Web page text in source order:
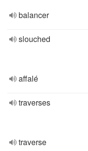
balancer
slouched
affalé
traverses
traverse